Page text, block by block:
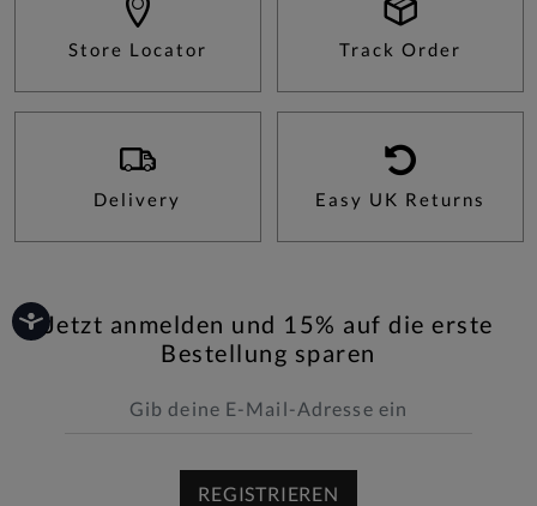
Store Locator Track Order
Delivery Easy UK Returns
Jetzt anmelden und 15% auf die erste
Bestellung sparen
REGISTRIEREN